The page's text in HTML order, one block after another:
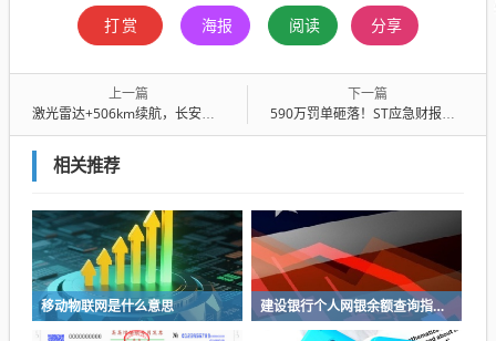
打赏 海报 阅读 分享
上一篇
激光雷达+506km续航，长安启源Q05内饰简约风，11万起11月抢购
下一篇
590万罚单砸落！ST应急财报造假细节曝光，董事长领衔三高管集体折戟
相关推荐
移动物联网是什么意思 建设银行个人网银余额查询指南发布 多重验证筑牢账户安全防线